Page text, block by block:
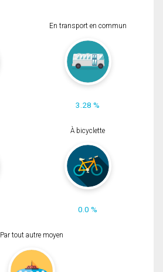
En transport en commun
3.28 %
À bicyclette
0.0 %
Par tout autre moyen